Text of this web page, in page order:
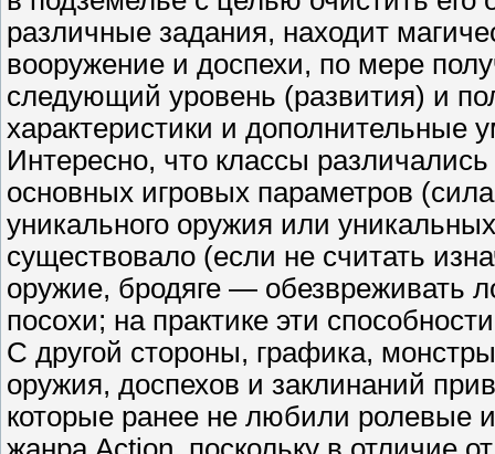
различные задания, находит
вооружение и доспехи, по мере
следующий уровень (развития) и
характеристики и дополнительные
Интересно, что классы
основных игровых параметров
уникального оружия или
существовало (если не считать
оружие, бродяге — обезвреживать
посохи; на практике эти
С другой стороны, графика,
оружия, доспехов и заклинаний
которые ранее не любили ролевые